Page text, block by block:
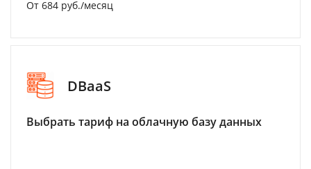
От 684 руб./месяц
DBaaS
Выбрать тариф на облачную базу данных